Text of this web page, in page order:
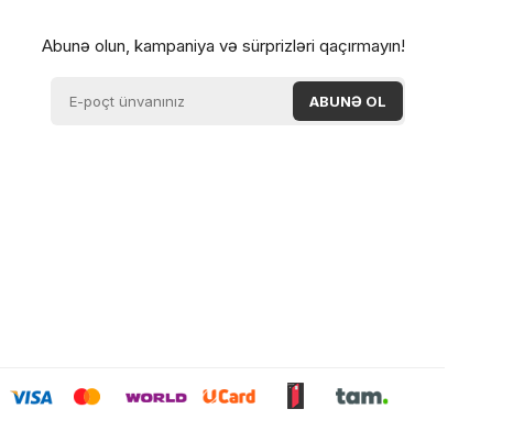
0 ₼
Abunə olun, kampaniya və sürprizləri qaçırmayın!